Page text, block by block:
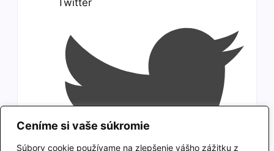
Ceníme si vaše súkromie
Súbory cookie používame na zlepšenie vášho zážitku z